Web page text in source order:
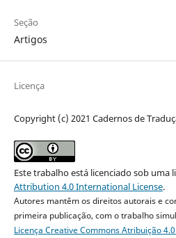
Seção
Artigos
Licença
Copyright (c) 2021 Cadernos de
Este trabalho está licenciado sob uma
Attribution 4.0 International License.
Autores mantêm os direitos autorais e
primeira publicação, com o trabalho
Licença Creative Commons Atribuição